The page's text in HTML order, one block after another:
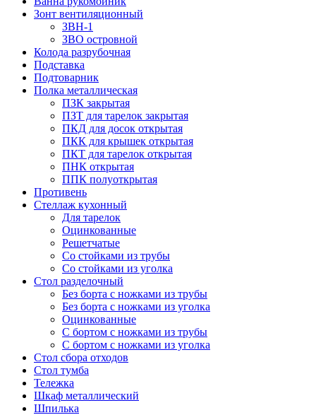
Зонт вентиляционный
ЗВН-1
ЗВО островной
Колода разрубочная
Подставка
Подтоварник
Полка металлическая
ПЗК закрытая
ПЗТ для тарелок закрытая
ПКД для досок открытая
ПКК для крышек открытая
ПКТ для тарелок открытая
ПНК открытая
ППК полуоткрытая
Противень
Стеллаж кухонный
Для тарелок
Оцинкованные
Решетчатые
Со стойками из трубы
Со стойками из уголка
Стол разделочный
Без борта с ножками из трубы
Без борта с ножками из уголка
Оцинкованные
С бортом с ножками из трубы
С бортом с ножками из уголка
Стол сбора отходов
Стол тумба
Тележка
Шкаф металлический
Шпилька